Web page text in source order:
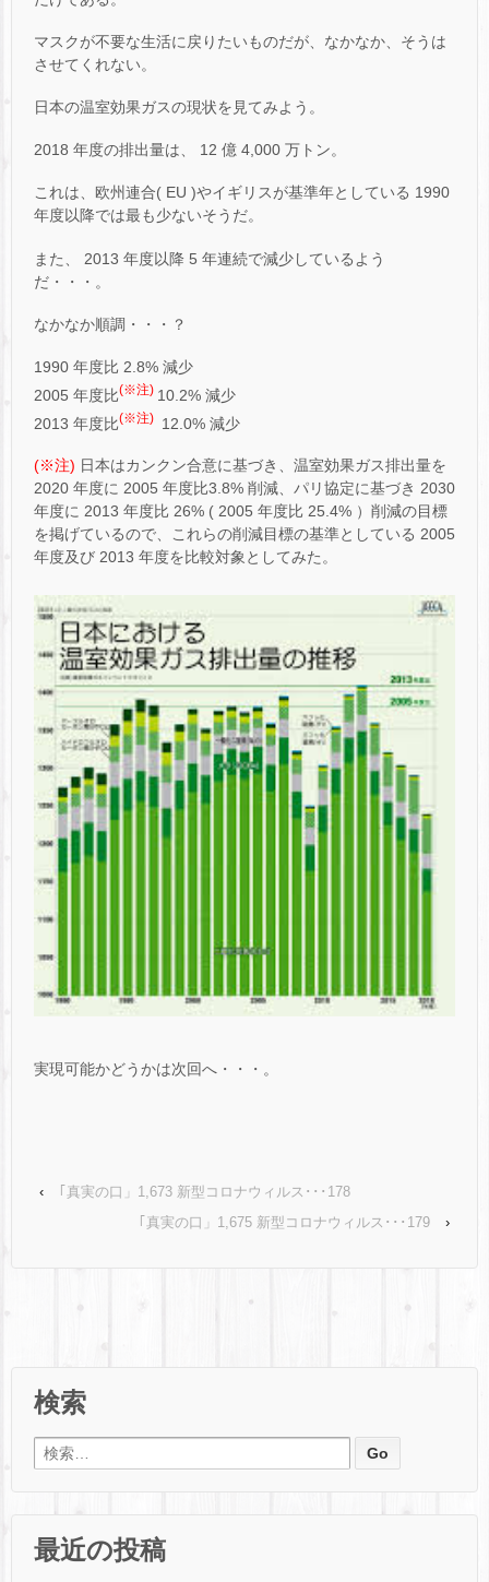
マスクが不要な生活に戻りたいものだが、なかなか、そうは
させてくれない。
日本の温室効果ガスの現状を見てみよう。
2018 年度の排出量は、 12 億 4,000 万トン。
これは、欧州連合( EU )やイギリスが基準年としている 1990
年度以降では最も少ないそうだ。
また、 2013 年度以降 5 年連続で減少しているよう
だ・・・。
なかなか順調・・・？
1990 年度比 2.8% 減少
2005 年度比(※注) 10.2% 減少
2013 年度比(※注) 12.0% 減少
(※注) 日本はカンクン合意に基づき、温室効果ガス排出量を
2020 年度に 2005 年度比3.8% 削減、パリ協定に基づき 2030
年度に 2013 年度比 26% ( 2005 年度比 25.4% ）削減の目標
を掲げているので、これらの削減目標の基準としている 2005
年度及び 2013 年度を比較対象としてみた。
実現可能かどうかは次回へ・・・。
‹
｢真実の口」1,673 新型コロナウィルス･･･178
｢真実の口」1,675 新型コロナウィルス･･･179
›
検索
検索:
最近の投稿